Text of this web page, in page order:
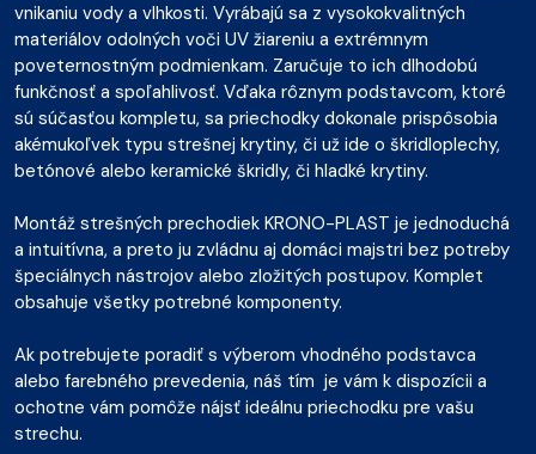
vnikaniu vody a vlhkosti. Vyrábajú sa z vysokokvalitných
materiálov odolných voči UV žiareniu a extrémnym
poveternostným podmienkam. Zaručuje to ich dlhodobú
funkčnosť a spoľahlivosť. Vďaka rôznym podstavcom, ktoré
sú súčasťou kompletu, sa priechodky dokonale prispôsobia
akémukoľvek typu strešnej krytiny, či už ide o škridloplechy,
betónové alebo keramické škridly, či hladké krytiny.
Montáž strešných prechodiek KRONO-PLAST je jednoduchá
a intuitívna, a preto ju zvládnu aj domáci majstri bez potreby
špeciálnych nástrojov alebo zložitých postupov. Komplet
obsahuje všetky potrebné komponenty.
Ak potrebujete poradiť s výberom vhodného podstavca
alebo farebného prevedenia, náš tím je vám k dispozícii a
ochotne vám pomôže nájsť ideálnu priechodku pre vašu
strechu.